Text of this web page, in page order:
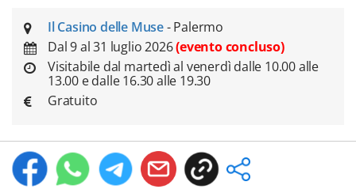
Il Casino delle Muse- Palermo
Dal 9 al 31 luglio 2026(evento concluso)
Visitabile dal martedì al venerdì dalle 10.00 alle
13.00 e dalle 16.30 alle 19.30
Gratuito